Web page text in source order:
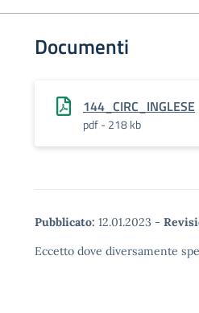
Documenti
144_CIRC_INGLESE
pdf - 218 kb
Pubblicato: 12.01.2023 -
Eccetto dove diversamente